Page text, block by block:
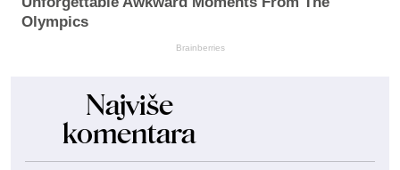
Olympics
Brainberries
Najviše
komentara